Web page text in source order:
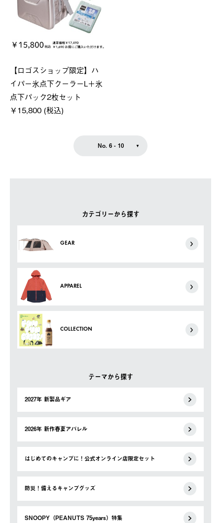
カテゴリーから探す
GEAR
APPAREL
COLLECTION
テーマから探す
2027年 新製品ギア
2026年 新作春夏アパレル
はじめてのキャンプに！公式オンライン店限定セット
防災！備えるキャンプグッズ
SNOOPY（PEANUTS 75years）特集
【ロゴスショップ限定】ハ
イパー氷点下クーラーL＋氷
点下パック2枚セット
￥15,800 (税込)
No. 6 - 10